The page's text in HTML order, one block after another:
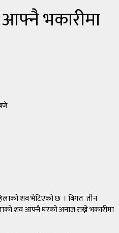
भकारीमा
शव भेटिएको छ । बिगत तीन
शव आफ्नै घरको अनाज राख्ने भकारीमा